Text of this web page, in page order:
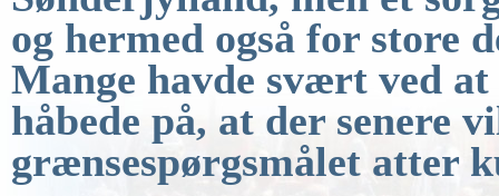
og hermed også for store
Mange havde svært ved
håbede på, at der senere
grænsespørgsmålet atter